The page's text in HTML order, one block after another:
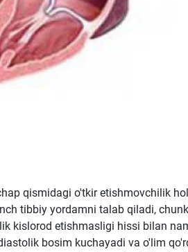
qismidagi o'tkir etishmovchilik
tibbiy yordamni talab qiladi,
kislorod etishmasligi hissi bilan
bosim kuchayadi va o'lim